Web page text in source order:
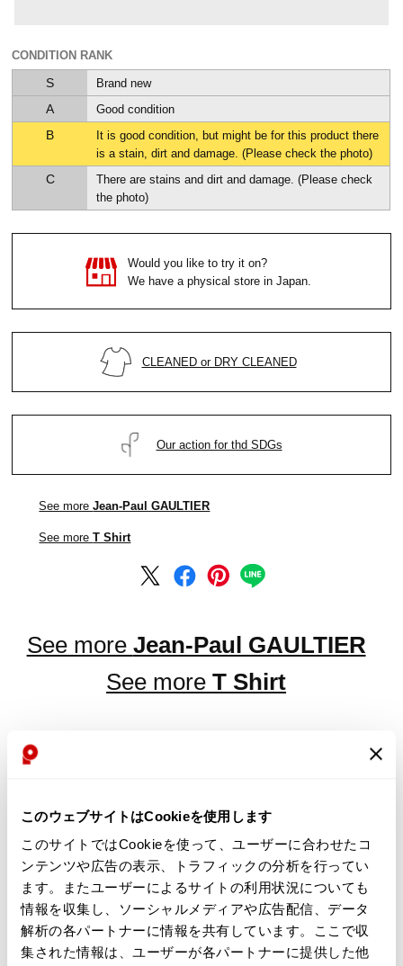
このウェブサイトはCookieを使用します
このサイトではCookieを使って、ユーザーに合わせたコ
ンテンツや広告の表示、トラフィックの分析を行ってい
ます。またユーザーによるサイトの利用状況についても
情報を収集し、ソーシャルメディアや広告配信、データ
解析の各パートナーに情報を共有しています。ここで収
集された情報は、ユーザーが各パートナーに提供した他
CONDITION RANK
S Brand new
A Good condition
B
It is good condition, but might be for this product there
is a stain, dirt and damage. (Please check the photo)
C
There are stains and dirt and damage. (Please check
the photo)
Would you like to try it on?
We have a physical store in Japan.
CLEANED or DRY CLEANED
Our action for thd SDGs
See moreJean-Paul GAULTIER
See moreT Shirt
See more Jean-Paul GAULTIER
See moreT Shirt
Satin Collar Rib Polo
Shirt Blue,Black 48
Sold